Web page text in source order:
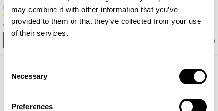
may combine it with other information that you’ve
provided to them or that they’ve collected from your use
of their services.
Selection
Necessary
Preferences
Kiosk Glas Gelb
62,00kr.
Kiosk Glas Rosa
62,00kr.